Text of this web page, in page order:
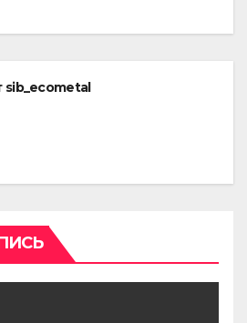
sib_ecometal